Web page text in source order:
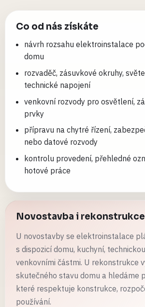
Co od nás získáte
návrh rozsahu elektroinstalace
domu
rozvaděč, zásuvkové okruhy,
technické napojení
venkovní rozvody pro osvětlení,
prvky
přípravu na chytré řízení,
nebo datové rozvody
kontrolu provedení, přehledné
hotové práce
Novostavba i rekonstrukce
U novostavby se elektroinstalace
s dispozicí domu, kuchyní,
venkovními částmi. U rekonstrukce
skutečného stavu domu a hledáme
které respektuje konstrukce,
používání.